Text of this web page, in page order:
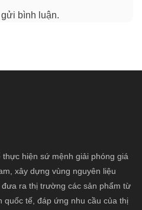
bình luận.
hiện sứ mệnh giải phóng giá
xây dựng vùng nguyên liệu
ra thị trường các sản phẩm từ
quốc tế, đáp ứng nhu cầu của thị